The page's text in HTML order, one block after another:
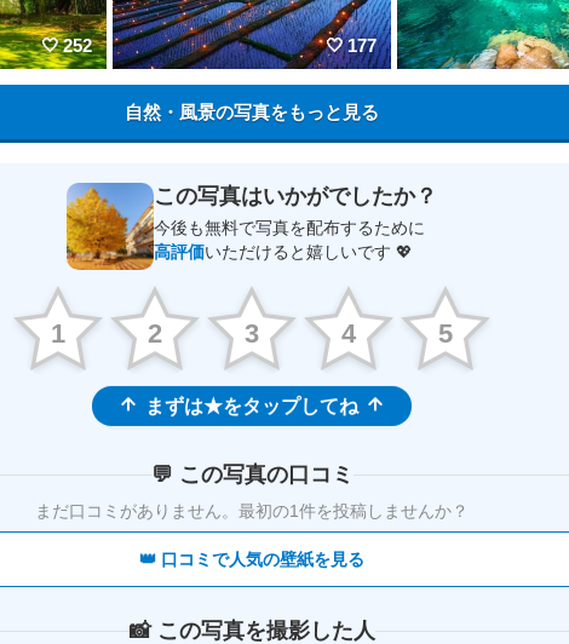
252 177
自然・風景の写真をもっと見る
この写真はいかがでしたか？
今後も無料で写真を配布するために
高評価いただけると嬉しいです 💖
1 2 3 4 5
まずは★をタップしてね
💬 この写真の口コミ
まだ口コミがありません。 最初の1件を投稿しませんか？
👑 口コミで人気の壁紙を見る
📸 この写真を撮影した人